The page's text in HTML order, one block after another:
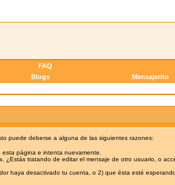
FAQ
Blogs Mensajerito
puede deberse a alguna de las siguientes razones:
esta página e intenta nuevamente.
tratando de editar el mensaje de otro usuario, o
haya desactivado tu cuenta, o 2) que ésta esté